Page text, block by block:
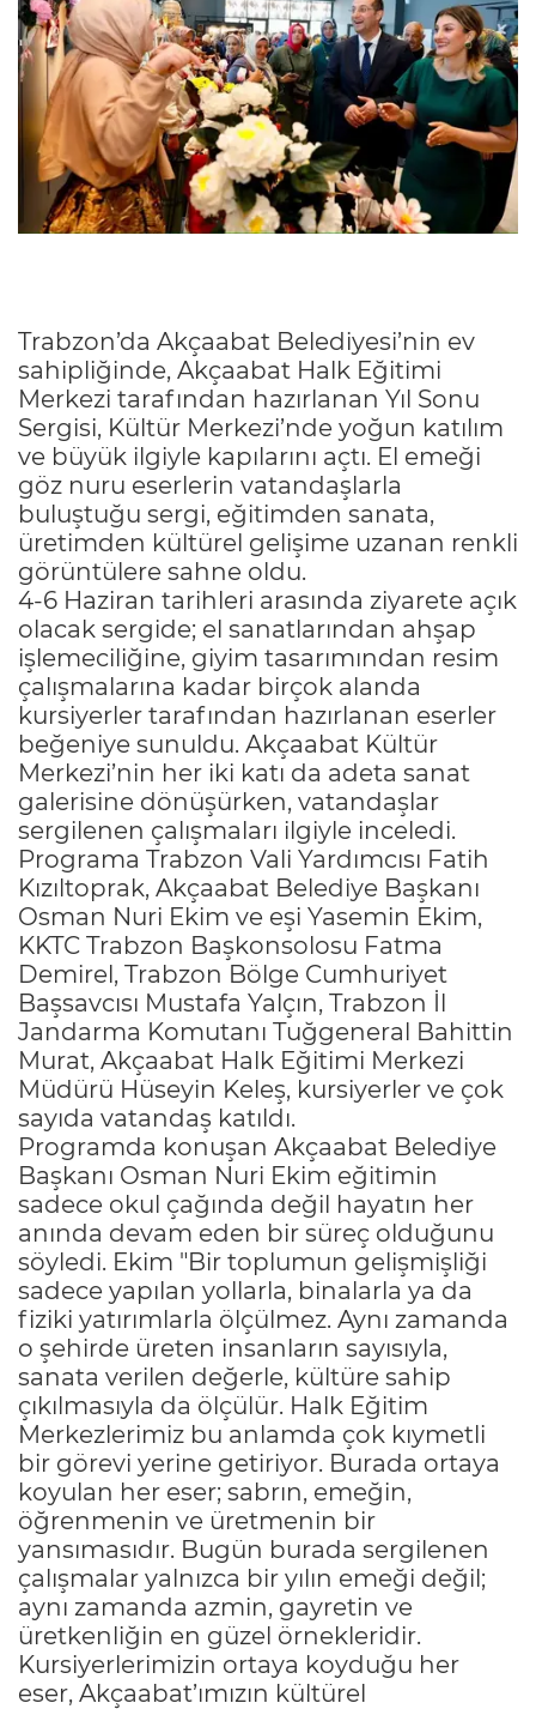
Trabzon’da Akçaabat Belediyesi’nin ev
sahipliğinde, Akçaabat Halk Eğitimi
Merkezi tarafından hazırlanan Yıl Sonu
Sergisi, Kültür Merkezi’nde yoğun katılım
ve büyük ilgiyle kapılarını açtı. El emeği
göz nuru eserlerin vatandaşlarla
buluştuğu sergi, eğitimden sanata,
üretimden kültürel gelişime uzanan renkli
görüntülere sahne oldu.
4-6 Haziran tarihleri arasında ziyarete açık
olacak sergide; el sanatlarından ahşap
işlemeciliğine, giyim tasarımından resim
çalışmalarına kadar birçok alanda
kursiyerler tarafından hazırlanan eserler
beğeniye sunuldu. Akçaabat Kültür
Merkezi’nin her iki katı da adeta sanat
galerisine dönüşürken, vatandaşlar
sergilenen çalışmaları ilgiyle inceledi.
Programa Trabzon Vali Yardımcısı Fatih
Kızıltoprak, Akçaabat Belediye Başkanı
Osman Nuri Ekim ve eşi Yasemin Ekim,
KKTC Trabzon Başkonsolosu Fatma
Demirel, Trabzon Bölge Cumhuriyet
Başsavcısı Mustafa Yalçın, Trabzon İl
Jandarma Komutanı Tuğgeneral Bahittin
Murat, Akçaabat Halk Eğitimi Merkezi
Müdürü Hüseyin Keleş, kursiyerler ve çok
sayıda vatandaş katıldı.
Programda konuşan Akçaabat Belediye
Başkanı Osman Nuri Ekim eğitimin
sadece okul çağında değil hayatın her
anında devam eden bir süreç olduğunu
söyledi. Ekim "Bir toplumun gelişmişliği
sadece yapılan yollarla, binalarla ya da
fiziki yatırımlarla ölçülmez. Aynı zamanda
o şehirde üreten insanların sayısıyla,
sanata verilen değerle, kültüre sahip
çıkılmasıyla da ölçülür. Halk Eğitim
Merkezlerimiz bu anlamda çok kıymetli
bir görevi yerine getiriyor. Burada ortaya
koyulan her eser; sabrın, emeğin,
öğrenmenin ve üretmenin bir
yansımasıdır. Bugün burada sergilenen
çalışmalar yalnızca bir yılın emeği değil;
aynı zamanda azmin, gayretin ve
üretkenliğin en güzel örnekleridir.
Kursiyerlerimizin ortaya koyduğu her
eser, Akçaabat’ımızın kültürel